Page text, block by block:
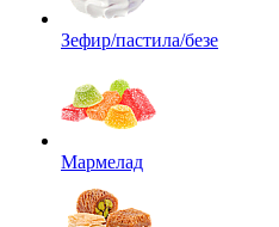
Зефир/пастила/безе
Мармелад